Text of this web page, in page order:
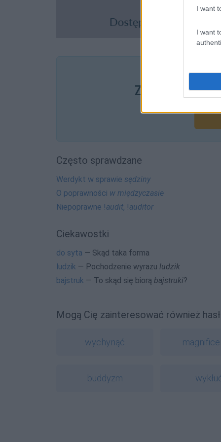
I want
I want
Pozostały
Zobacz, co
Często sprawdzane
Werdykt w sprawie sędziny
O poprawności w międzyczasie
Niepoprawne !audit, !auditor
Ciekawostki
do syta — Skąd taka forma
ludzik — Pochodzenie wyrazu ludzik
bajstruk — To skąd się biorą bajstruki?
Mogą Cię zainteresować również
wychynąć
buddyzm